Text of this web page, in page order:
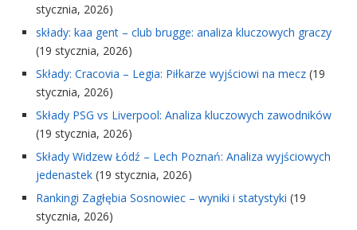
stycznia, 2026)
składy: kaa gent – club brugge: analiza kluczowych graczy
(19 stycznia, 2026)
Składy: Cracovia – Legia: Piłkarze wyjściowi na mecz (19
stycznia, 2026)
Składy PSG vs Liverpool: Analiza kluczowych zawodników
(19 stycznia, 2026)
Składy Widzew Łódź – Lech Poznań: Analiza wyjściowych
jedenastek (19 stycznia, 2026)
Rankingi Zagłębia Sosnowiec – wyniki i statystyki (19
stycznia, 2026)